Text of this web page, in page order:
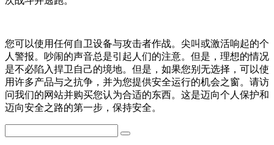
您可以使用任何自卫设备与攻击者作战。尖叫或激活响起的个
人警报。吵闹的声音总是引起人们的注意。但是，理想的情况
是不必陷入捍卫自己的境地。但是，如果您别无选择，可以使
用许多产品与之抗争，并为您提供安全运行的机会之窗。请访
问我们的网站并购买您认为合适的东西。这是迈向个人保护和
迈向安全之路的第一步，保持安全。